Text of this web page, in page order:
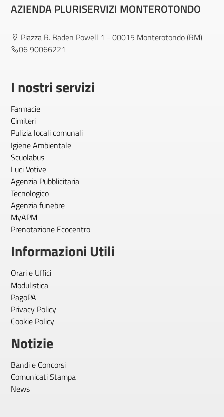
AZIENDA PLURISERVIZI MONTEROTONDO
Piazza R. Baden Powell 1 - 00015 Monterotondo (RM)
06 90066221
I nostri servizi
Farmacie
Cimiteri
Pulizia locali comunali
Igiene Ambientale
Scuolabus
Luci Votive
Agenzia Pubblicitaria
Tecnologico
Agenzia funebre
MyAPM
Prenotazione Ecocentro
Informazioni Utili
Orari e Uffici
Modulistica
PagoPA
Privacy Policy
Cookie Policy
Notizie
Bandi e Concorsi
Comunicati Stampa
News